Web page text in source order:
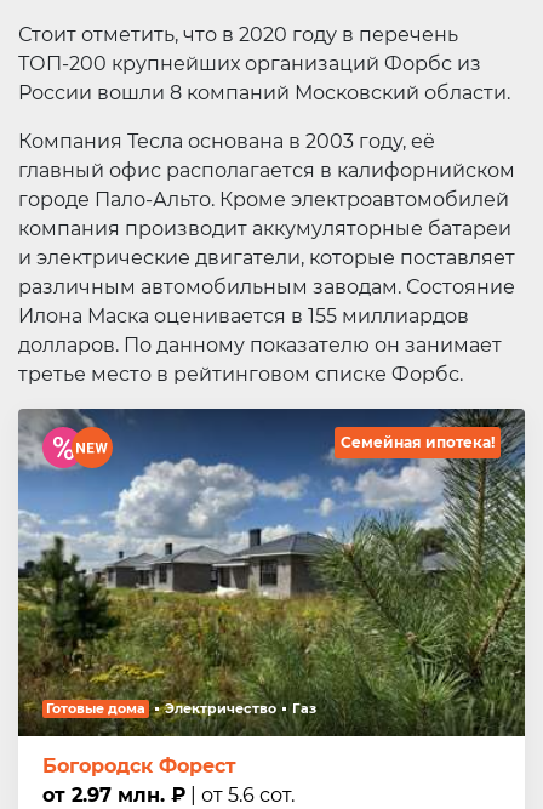
Стоит отметить, что в 2020 году в перечень
ТОП-200 крупнейших организаций Форбс из
России вошли 8 компаний Московский области.
Компания Тесла основана в 2003 году, её
главный офис располагается в калифорнийском
городе Пало-Альто. Кроме электроавтомобилей
компания производит аккумуляторные батареи
и электрические двигатели, которые поставляет
различным автомобильным заводам. Состояние
Илона Маска оценивается в 155 миллиардов
долларов. По данному показателю он занимает
третье место в рейтинговом списке Форбс.
Семейная ипотека!
Готовые дома Электричество Газ
Богородск Форест
от 2.97 млн. ₽ | от 5.6 сот.